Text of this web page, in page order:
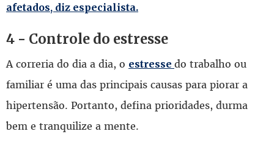
afetados, diz especialista.
4 - Controle do estresse
A correria do dia a dia, o estresse do trabalho ou
familiar é uma das principais causas para piorar a
hipertensão. Portanto, defina prioridades, durma
bem e tranquilize a mente.